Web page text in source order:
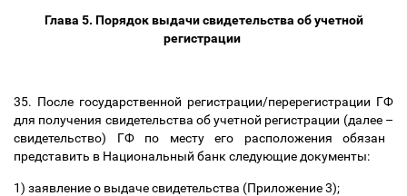
Глава 5. Порядок выдачи свидетельства об учетной
регистрации
35. После государственной регистрации/перерегистрации ГФ
для получения свидетельства об учетной регистрации (далее –
свидетельство) ГФ по месту его расположения обязан
представить в Национальный банк следующие документы:
1) заявление о выдаче свидетельства (Приложение 3);